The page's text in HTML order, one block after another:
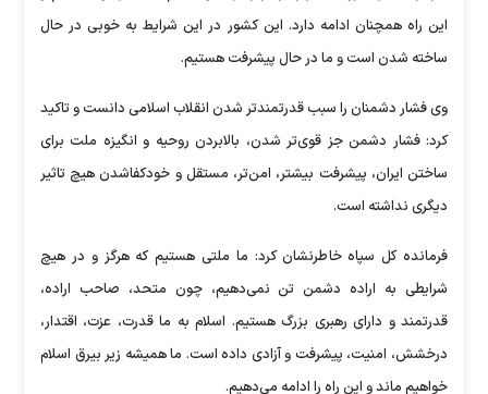
این راه همچنان ادامه دارد. این کشور در این شرایط به خوبی در حال
ساخته شدن است و ما در حال پیشرفت هستیم.
وی فشار دشمنان را سبب قدرتمندتر شدن انقلاب اسلامی دانست و تاکید
کرد: فشار دشمن جز قوی‌تر شدن، بالابردن روحیه و انگیزه ملت برای
ساختن ایران، پیشرفت بیشتر، امن‌تر، مستقل و خودکفاشدن هیچ تاثیر
دیگری نداشته است.
فرمانده کل سپاه خاطرنشان کرد: ما ملتی هستیم که هرگز و در هیچ
شرایطی به اراده دشمن تن نمی‌دهیم، چون متحد، صاحب اراده،
قدرتمند و دارای رهبری بزرگ هستیم. اسلام به ما قدرت، عزت، اقتدار،
درخشش، امنیت، پیشرفت و آزادی داده است. ما همیشه زیر بیرق اسلام
خواهیم ماند و این راه را ادامه می‌دهیم.